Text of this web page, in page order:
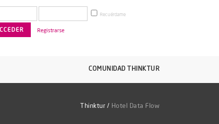
Recuérdame
Registrarse
COMUNIDAD THINKTUR
Thinktur / Hotel Data Flow